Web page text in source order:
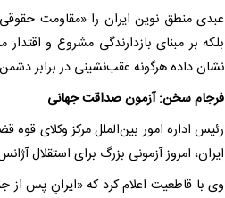
عبدی منطق نوین ایران را «مقاومت حقوقی
بلکه بر مبنای بازدارندگی مشروع و
نشان داده هرگونه عقب‌نشینی در برابر
فرجام سخن: آزمون صداقت جهانی
رئیس اداره امور بین‌الملل مرکز وکلای قوه
ایران، امروز آزمونی بزرگ برای استقلال
وی با قاطعیت اعلام کرد که «ایرانِ پس